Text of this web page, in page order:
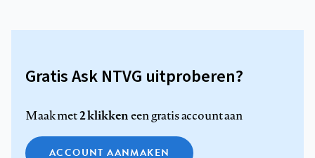
Gratis Ask NTVG uitproberen?
Maak met2 klikkeneen gratis account aan
ACCOUNT AANMAKEN